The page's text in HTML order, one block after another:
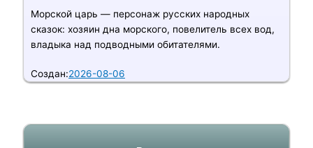
Морской царь — персонаж русских народных
сказок: хозяин дна морского, повелитель всех вод,
владыка над подводными обитателями.
Создан:2026-08-06